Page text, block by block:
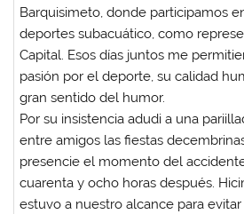
Barquisimeto, donde participamos
deportes subacuático, como
Capital. Esos días juntos me
pasión por el deporte, su calidad
gran sentido del humor.
Por su insistencia adudi a una
entre amigos las fiestas
presencie el momento del
cuarenta y ocho horas después.
estuvo a nuestro alcance para